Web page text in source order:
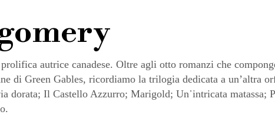
autrice canadese. Oltre agli otto romanzi che
di Green Gables, ricordiamo la trilogia dedicata a un’altra
dorata; Il Castello Azzurro; Marigold; Un᾽intricata matassa;